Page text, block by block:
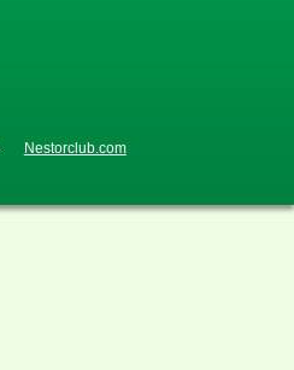
Nestorclub.com